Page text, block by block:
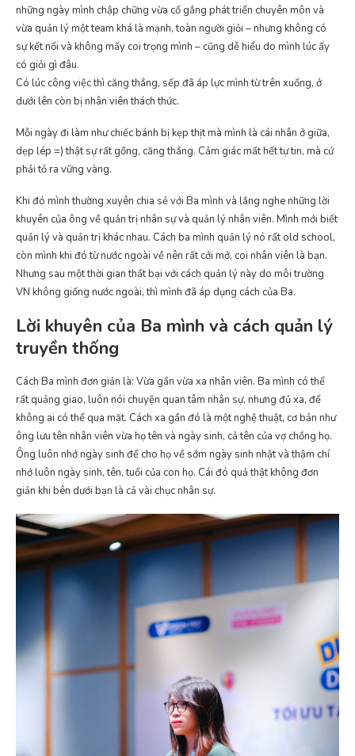
những ngày mình chập chững vừa cố gắng phát triển chuyên môn và
vừa quản lý một team khá là mạnh, toàn người giỏi – nhưng không có
sự kết nối và không mấy coi trọng mình – cũng dễ hiểu do mình lúc ấy
có giỏi gì đâu.
Có lúc công việc thì căng thẳng, sếp đã áp lực mình từ trên xuống, ở
dưới lên còn bị nhân viên thách thức.
Mỗi ngày đi làm như chiếc bánh bị kẹp thịt mà mình là cái nhân ở giữa,
dẹp lép =) thật sự rất gồng, căng thẳng. Cảm giác mất hết tự tin, mà cứ
phải tỏ ra vững vàng.
Khi đó mình thường xuyên chia sẻ với Ba mình và lắng nghe những lời
khuyên của ông về quản trị nhân sự và quản lý nhân viên. Mình mới biết
quản lý và quản trị khác nhau. Cách ba mình quản lý nó rất old school,
còn mình khi đó từ nước ngoài về nên rất cởi mở, coi nhân viên là bạn.
Nhưng sau một thời gian thất bại với cách quản lý này do môi trường
VN không giống nước ngoài, thì mình đã áp dụng cách của Ba.
Lời khuyên của Ba mình và cách quản lý
truyền thống
Cách Ba mình đơn giản là: Vừa gần vừa xa nhân viên. Ba mình có thể
rất quảng giao, luôn nói chuyện quan tâm nhân sự, nhưng đủ xa, để
không ai có thể qua mặt. Cách xa gần đó là một nghệ thuật, cơ bản như
ông lưu tên nhân viên vừa họ tên và ngày sinh, cả tên của vợ chồng họ.
Ông luôn nhớ ngày sinh để cho họ về sớm ngày sinh nhật và thậm chí
nhớ luôn ngày sinh, tên, tuổi của con họ. Cái đó quả thật không đơn
giản khi bên dưới bạn là cả vài chục nhân sự.